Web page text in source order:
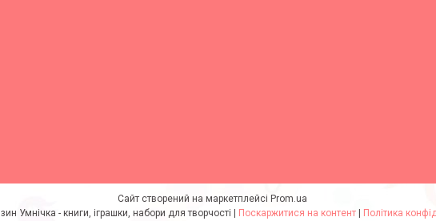
Сайт створений на маркетплейсі Prom.ua
інтернет-магазин Умнічка - книги, іграшки, набори для творчості | Поскаржитися на контент | Політика